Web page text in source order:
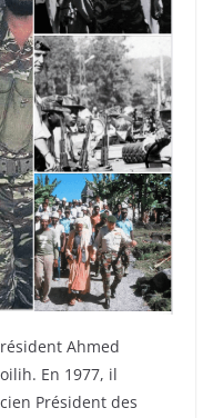
Ahmed
En 1977, il
Président des